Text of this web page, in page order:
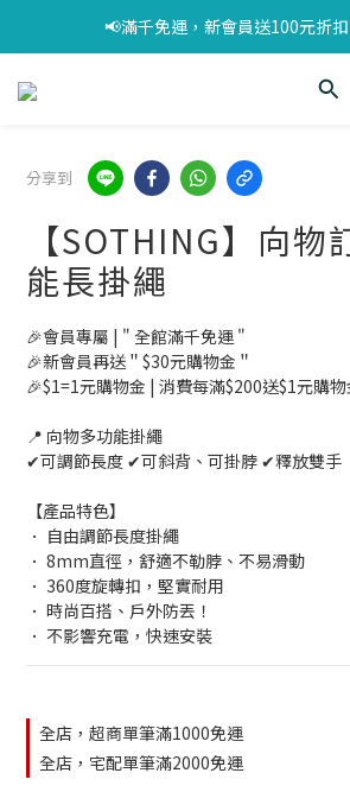
📢滿千免運，新會員送100元折
分享到
【SOTHING】向物
能長掛繩
🎉會員專屬 | " 全館滿千免運 "
🎉新會員再送＂$30元購物金＂
🎉$1=1元購物金 | 消費每滿$200送$1元購物
📍 向物多功能掛繩
✔可調節長度 ✔可斜背、可掛脖 ✔釋放雙手
【產品特色】
． 自由調節長度掛繩
． 8mm直徑，舒適不勒脖、不易滑動
． 360度旋轉扣，堅實耐用
． 時尚百搭、戶外防丟！
． 不影響充電，快速安裝
全店，超商單筆滿1000免運
全店，宅配單筆滿2000免運